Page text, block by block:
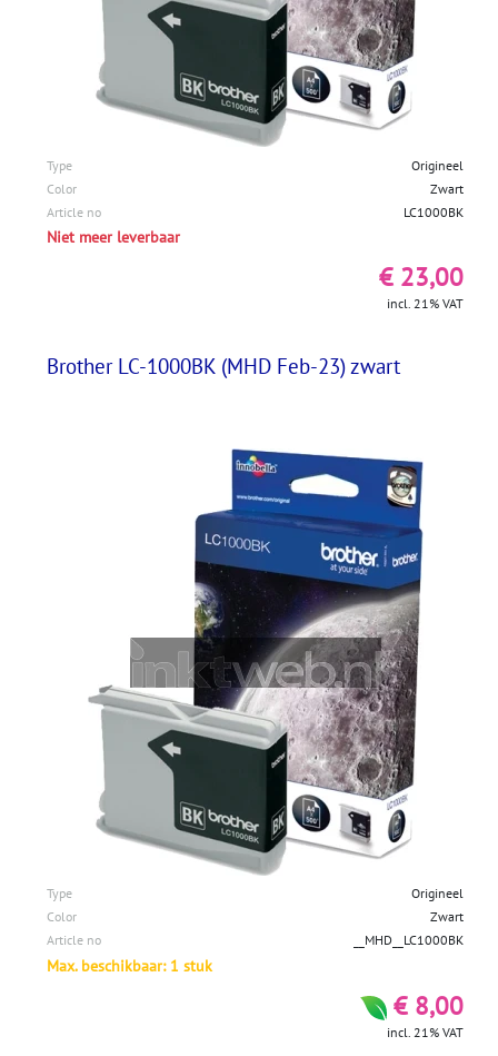
Type
Origineel
Color
Zwart
Article no
LC1000BK
Niet meer leverbaar
€ 23,00
incl. 21% VAT
Brother LC-1000BK (MHD Feb-23) zwart
Type
Origineel
Color
Zwart
Article no
__MHD__LC1000BK
Max. beschikbaar: 1 stuk
€ 8,00
incl. 21% VAT